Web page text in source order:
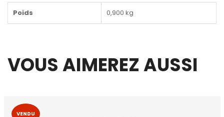
Poids 0,900 kg
VOUS AIMEREZ AUSSI
VENDU